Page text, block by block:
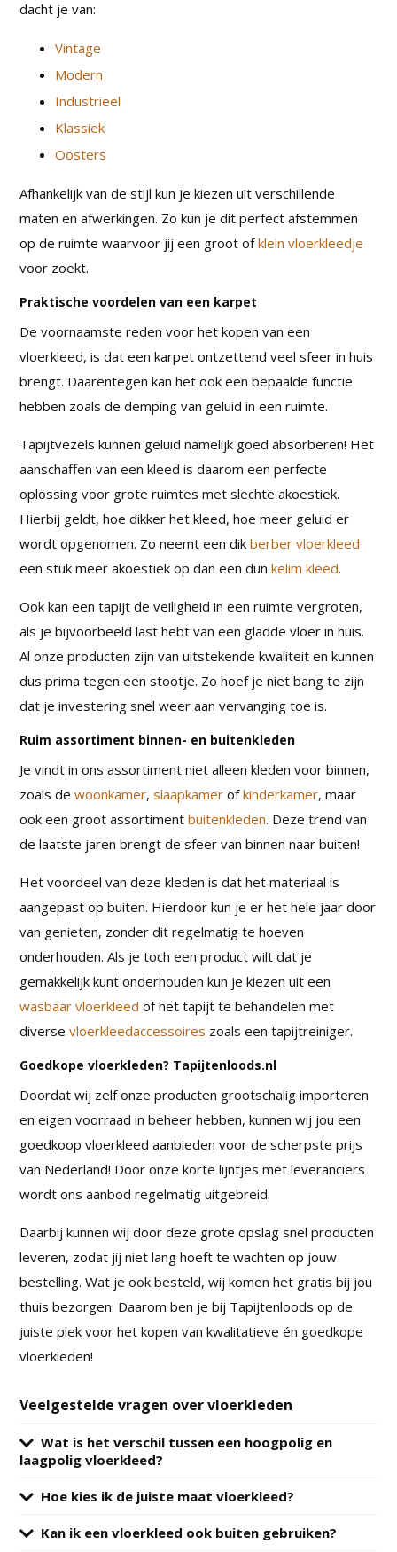
dacht je van:
Vintage
Modern
Industrieel
Klassiek
Oosters
Afhankelijk van de stijl kun je kiezen uit verschillende
maten en afwerkingen. Zo kun je dit perfect afstemmen
op de ruimte waarvoor jij een groot ofklein vloerkleedje
voor zoekt.
Praktische voordelen van een karpet
De voornaamste reden voor het kopen van een
vloerkleed, is dat een karpet ontzettend veel sfeer in huis
brengt. Daarentegen kan het ook een bepaalde functie
hebben zoals de demping van geluid in een ruimte.
Tapijtvezels kunnen geluid namelijk goed absorberen! Het
aanschaffen van een kleed is daarom een perfecte
oplossing voor grote ruimtes met slechte akoestiek.
Hierbij geldt, hoe dikker het kleed, hoe meer geluid er
wordt opgenomen. Zo neemt een dikberber vloerkleed
een stuk meer akoestiek op dan een dunkelim kleed.
Ook kan een tapijt de veiligheid in een ruimte vergroten,
als je bijvoorbeeld last hebt van een gladde vloer in huis.
Al onze producten zijn van uitstekende kwaliteit en kunnen
dus prima tegen een stootje. Zo hoef je niet bang te zijn
dat je investering snel weer aan vervanging toe is.
Ruim assortiment binnen- en buitenkleden
Je vindt in ons assortiment niet alleen kleden voor binnen,
zoals dewoonkamer,slaapkamer ofkinderkamer, maar
ook een groot assortimentbuitenkleden. Deze trend van
de laatste jaren brengt de sfeer van binnen naar buiten!
Het voordeel van deze kleden is dat het materiaal is
aangepast op buiten. Hierdoor kun je er het hele jaar door
van genieten, zonder dit regelmatig te hoeven
onderhouden. Als je toch een product wilt dat je
gemakkelijk kunt onderhouden kun je kiezen uit een
wasbaar vloerkleed of het tapijt te behandelen met
diversevloerkleedaccessoires zoals een tapijtreiniger.
Goedkope vloerkleden? Tapijtenloods.nl
Doordat wij zelf onze producten grootschalig importeren
en eigen voorraad in beheer hebben, kunnen wij jou een
goedkoop vloerkleed aanbieden voor de scherpste prijs
van Nederland! Door onze korte lijntjes met leveranciers
wordt ons aanbod regelmatig uitgebreid.
Daarbij kunnen wij door deze grote opslag snel producten
leveren, zodat jij niet lang hoeft te wachten op jouw
bestelling. Wat je ook besteld, wij komen het gratis bij jou
thuis bezorgen. Daarom ben je bij Tapijtenloods op de
juiste plek voor het kopen van kwalitatieve én goedkope
vloerkleden!
Veelgestelde vragen over vloerkleden
Wat is het verschil tussen een hoogpolig en
laagpolig vloerkleed?
Hoe kies ik de juiste maat vloerkleed?
Kan ik een vloerkleed ook buiten gebruiken?